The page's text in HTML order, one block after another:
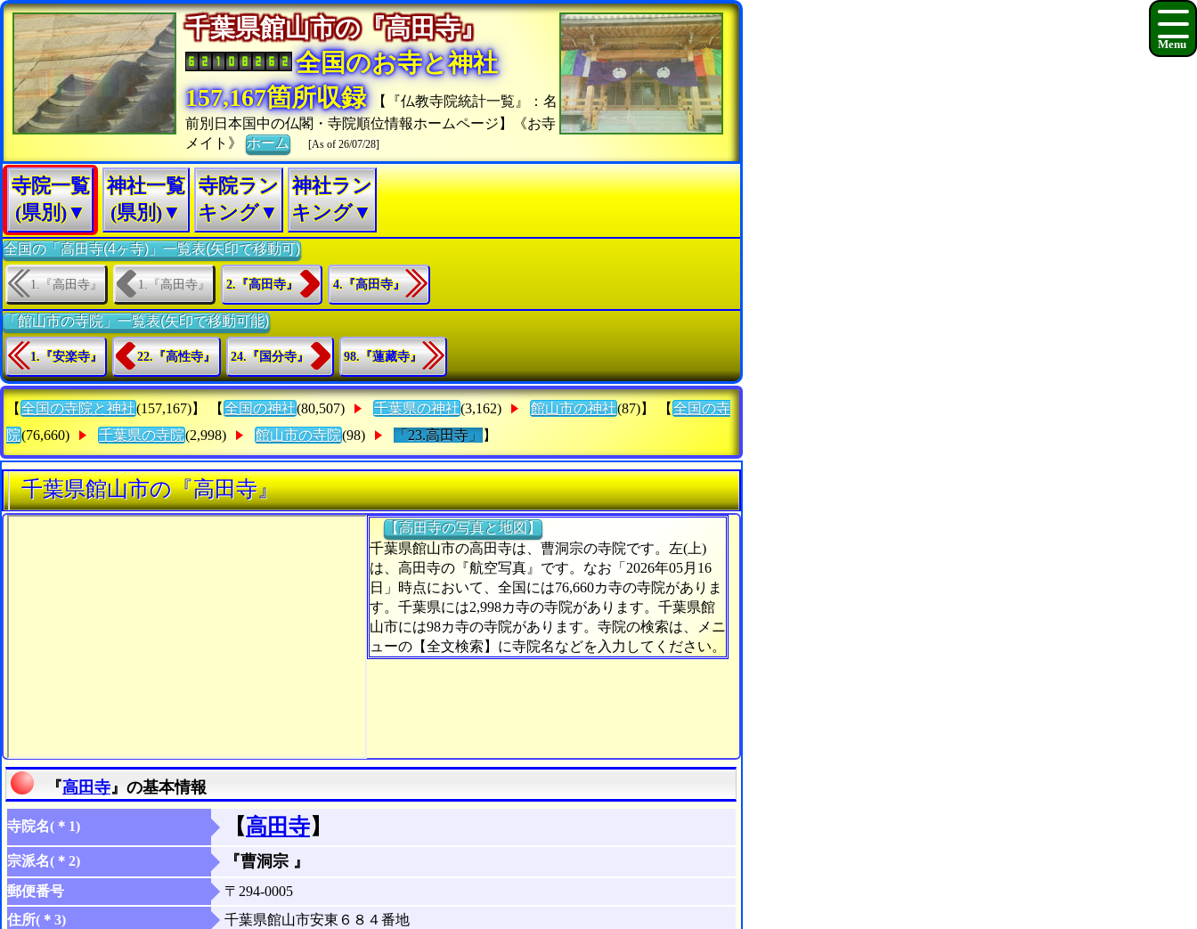
千葉県館山市の『高田寺』
全国のお寺と神社
157,167箇所収録
【『仏教寺院統計一覧』：名
前別日本国中の仏閣・寺院順位情報ホームページ】《お寺
メイト》ホーム [As of 26/07/28]
寺院一覧
(県別)▼
神社一覧
(県別)▼
寺院ラン
キング▼
神社ラン
キング▼
全国の「高田寺(4ヶ寺)」一覧表(矢印で移動可)
1.『高田寺』 1.『高田寺』 2.『高田寺』 4.『高田寺』
「館山市の寺院」一覧表(矢印で移動可能)
1.『安楽寺』 22.『高性寺』 24.『国分寺』 98.『蓮藏寺』
【 全国の寺院と神社(157,167)】 【 全国の神社(80,507) 千葉県の神社(3,162) 館山市の神社(87)】 【 全国の寺
院(76,660) 千葉県の寺院(2,998) 館山市の寺院(98) 「23.高田寺」 】
千葉県館山市の『高田寺』
【高田寺の写真と地図】
千葉県館山市の高田寺は、曹洞宗の寺院です。左(上)
は、高田寺の『航空写真』です。なお「2026年05月16
日」時点において、全国には76,660カ寺の寺院がありま
す。千葉県には2,998カ寺の寺院があります。千葉県館
山市には98カ寺の寺院があります。寺院の検索は、メニ
ューの【全文検索】に寺院名などを入力してください。
『高田寺』の基本情報
寺院名(＊1) 【高田寺】
宗派名(＊2) 『曹洞宗 』
郵便番号
〒294-0005
住所(＊3)
千葉県館山市安東６８４番地